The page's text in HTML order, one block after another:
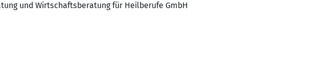
und Wirtschaftsberatung für Heilberufe GmbH